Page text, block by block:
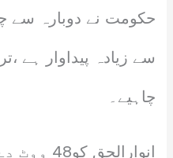
حکومت نے دوبارہ سے
سے زیادہ پیداوار ہے
چاہیے۔